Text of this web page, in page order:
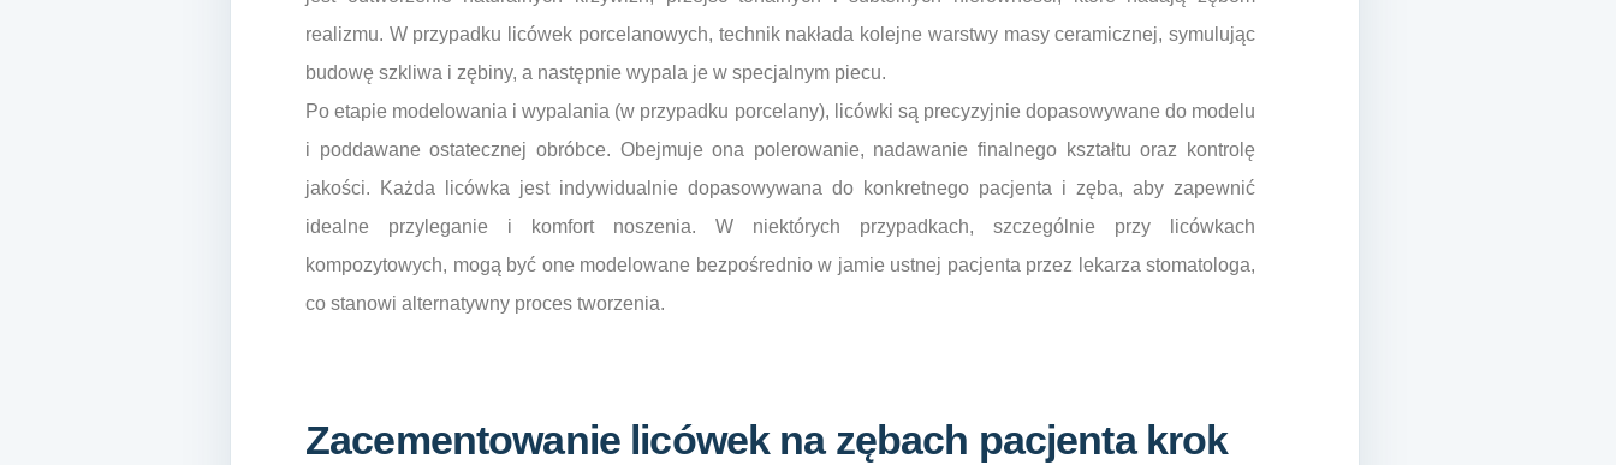
realizmu. W przypadku licówek porcelanowych, technik nakłada kolejne warstwy masy ceramicznej, symulując
budowę szkliwa i zębiny, a następnie wypala je w specjalnym piecu.
Po etapie modelowania i wypalania (w przypadku porcelany), licówki są precyzyjnie dopasowywane do modelu
i poddawane ostatecznej obróbce. Obejmuje ona polerowanie, nadawanie finalnego kształtu oraz kontrolę
jakości. Każda licówka jest indywidualnie dopasowywana do konkretnego pacjenta i zęba, aby zapewnić
idealne przyleganie i komfort noszenia. W niektórych przypadkach, szczególnie przy licówkach
kompozytowych, mogą być one modelowane bezpośrednio w jamie ustnej pacjenta przez lekarza stomatologa,
co stanowi alternatywny proces tworzenia.
Zacementowanie licówek na zębach pacjenta krok